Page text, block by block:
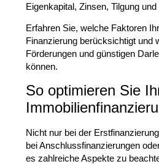
Eigenkapital, Zinsen, Tilgung und
Erfahren Sie, welche Faktoren
Finanzierung berücksichtigt und
Förderungen und günstigen
können.
So optimieren Sie
Nicht nur bei der
bei Anschlussfinanzierungen
es zahlreiche Aspekte zu